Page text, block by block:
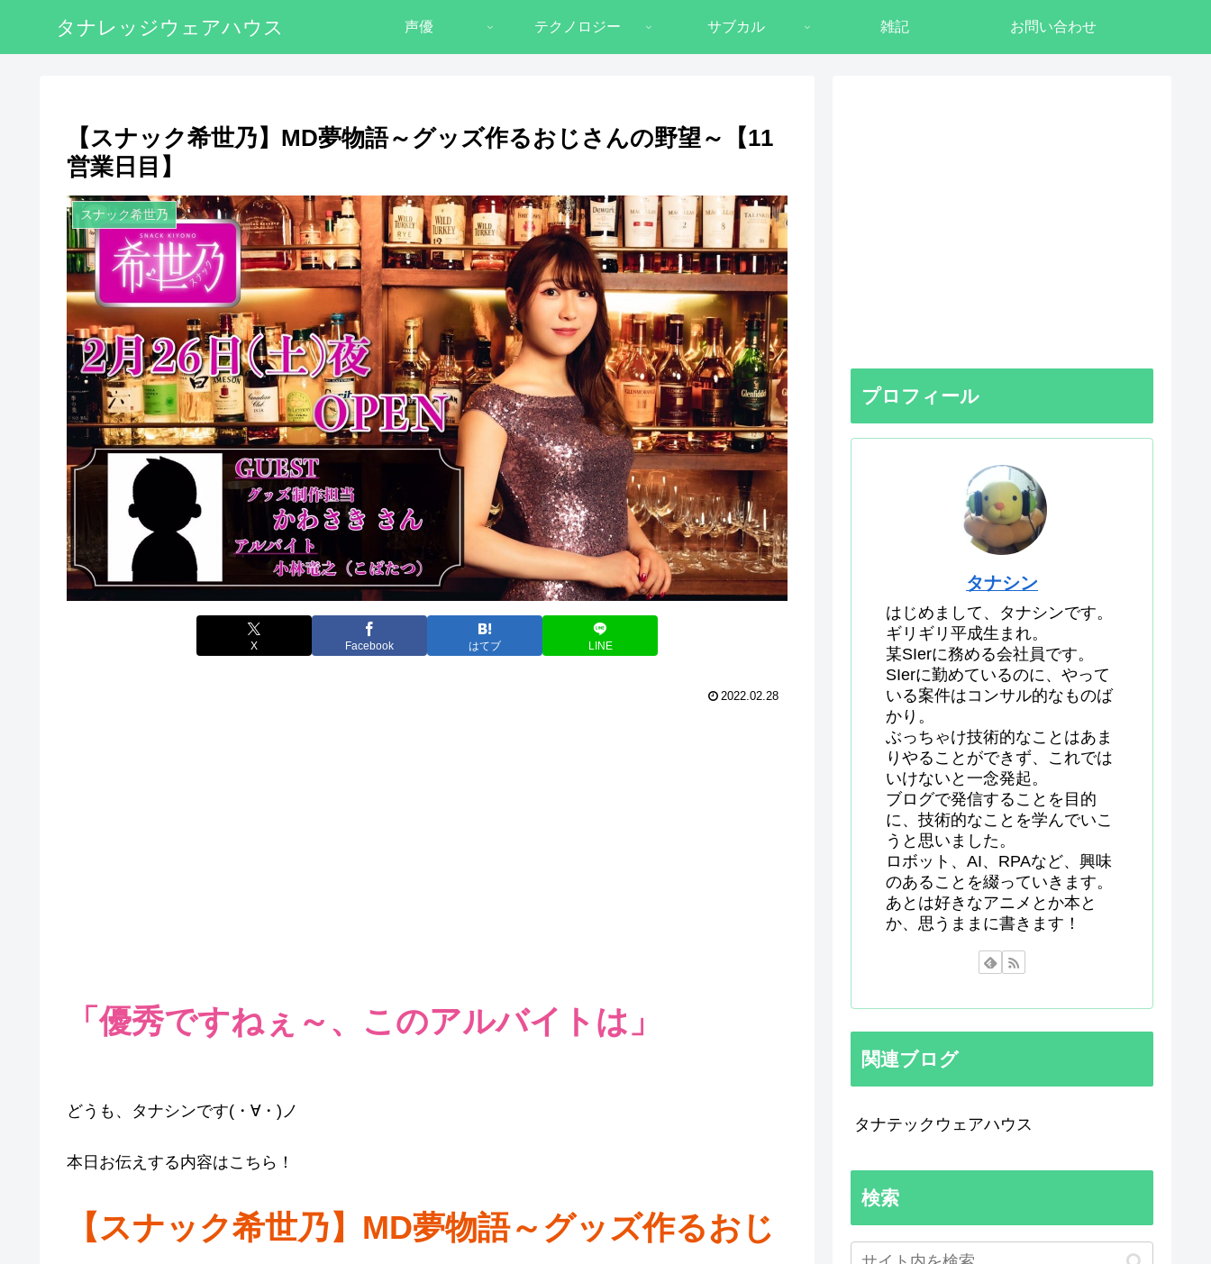
タナレッジウェアハウス 声優 テクノロジー サブカル 雑記 お問い合わせ
【スナック希世乃】MD夢物語～グッズ作るおじさんの野望～【11
営業日目】
スナック希世乃
X Facebook はてブ LINE
2022.02.28
「優秀ですねぇ～、このアルバイトは」
どうも、タナシンです(・∀・)ノ
本日お伝えする内容はこちら！
【スナック希世乃】MD夢物語～グッズ作るおじ
プロフィール
タナシン
はじめまして、タナシンです。
ギリギリ平成生まれ。
某SIerに務める会社員です。
SIerに勤めているのに、やって
いる案件はコンサル的なものば
かり。
ぶっちゃけ技術的なことはあま
りやることができず、これでは
いけないと一念発起。
ブログで発信することを目的
に、技術的なことを学んでいこ
うと思いました。
ロボット、AI、RPAなど、興味
のあることを綴っていきます。
あとは好きなアニメとか本と
か、思うままに書きます！
関連ブログ
タナテックウェアハウス
検索